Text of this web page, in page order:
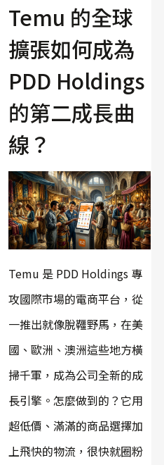
Temu 的全球
擴張如何成為
PDD Holdings
的第二成長曲
線？
Temu 是 PDD Holdings 專
攻國際市場的電商平台，從
一推出就像脫韁野馬，在美
國、歐洲、澳洲這些地方橫
掃千軍，成為公司全新的成
長引擎。怎麼做到的？它用
超低價、滿滿的商品選擇加
上飛快的物流，很快就圈粉